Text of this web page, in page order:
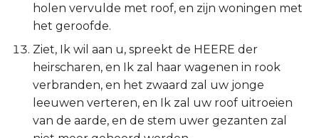
Openbaring
holen vervulde met roof, en zijn woningen met
het geroofde.
Ziet, Ik wil aan u, spreekt de HEERE der
heirscharen, en Ik zal haar wagenen in rook
verbranden, en het zwaard zal uw jonge
leeuwen verteren, en Ik zal uw roof uitroeien
van de aarde, en de stem uwer gezanten zal